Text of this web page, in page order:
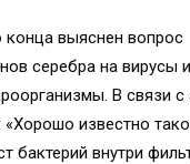
выяснен вопрос
серебра на вирусы и
В связи с
известно
бактерий внутри